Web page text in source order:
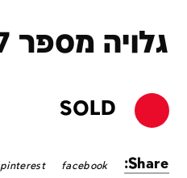
גלויה מספר 557
SOLD
Share:
facebook
pinterest